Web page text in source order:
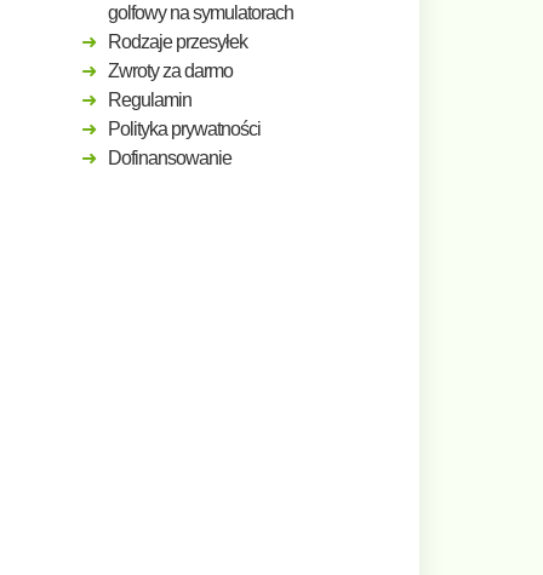
golfowy na symulatorach
Rodzaje przesyłek
Zwroty za darmo
Regulamin
Polityka prywatności
Dofinansowanie